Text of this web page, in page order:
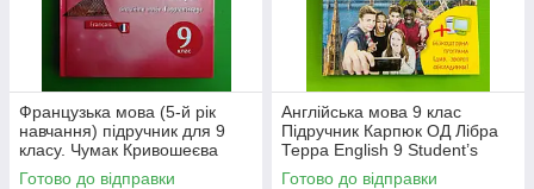
Французька мова (5-й рік
навчання) підручник для 9
класу. Чумак Кривошеєва
Освіта
Готово до відправки
Англійська мова 9 клас
Підручник Карпюк ОД Лібра
Терра English 9 Student’s
Book
Готово до відправки